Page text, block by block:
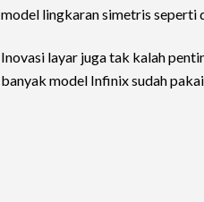
model lingkaran simetris seperti
Inovasi layar juga tak kalah
banyak model Infinix sudah